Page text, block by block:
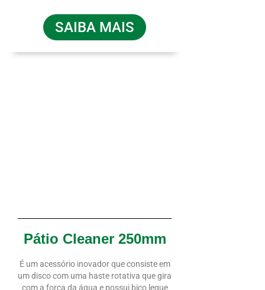
SAIBA MAIS
Pátio Cleaner 250mm
É um acessório inovador que consiste em
um disco com uma haste rotativa que gira
com a força da água e possui bico leque